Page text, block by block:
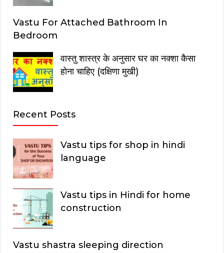
Vastu For Attached Bathroom In
Bedroom
वास्तु शास्त्र के अनुसार घर का नक्शा कैसा
होना चाहिए (दक्षिणा मुखी)
Recent Posts
Vastu tips for shop in hindi
language
Vastu tips in Hindi for home
construction
Vastu shastra sleeping direction